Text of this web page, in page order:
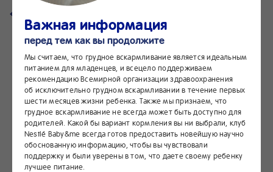
Важная информация
перед тем как вы продолжите
Мы считаем, что грудное вскармливание является идеальным
питанием для младенцев, и всецело поддерживаем
рекомендацию Всемирной организации здравоохранения
об исключительно грудном вскармливании в течение первых
шести месяцев жизни ребенка. Также мы признаем, что
грудное вскармливание не всегда может быть доступно для
родителей. Какой бы вариант кормления вы ни выбрали, клуб
Nestlé Baby&me всегда готов предоставить новейшую научно
обоснованную информацию, чтобы вы чувствовали
поддержку и были уверены в том, что даете своему ребенку
лучшее питание.